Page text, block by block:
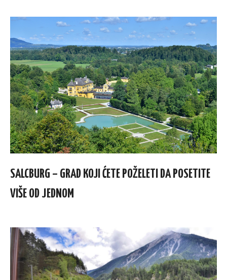
SALCBURG – GRAD KOJI ĆETE POŽELETI DA POSETITE
VIŠE OD JEDNOM